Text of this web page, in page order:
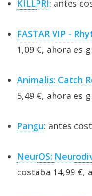
KILLPRI: antes
FASTAR VIP -
1,09 €, ahora es
Animalis: Catch
5,49 €, ahora es
Pangu: antes
NeurOS:
costaba 14,99 €,